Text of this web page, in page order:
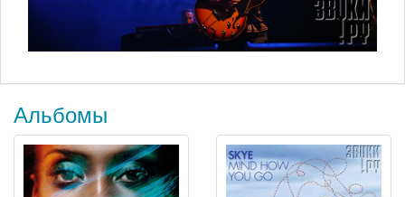
Альбомы